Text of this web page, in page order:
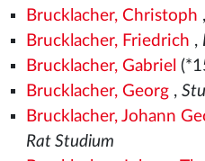
Brucklacher, Christoph ,
Brucklacher, Friedrich ,
Brucklacher, Gabriel
Brucklacher, Georg,
Brucklacher, Johann
Rat Studium